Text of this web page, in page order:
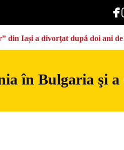
din Iași a divorţat după doi ani de
în Bulgaria şi a